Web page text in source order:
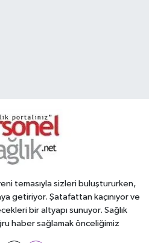
temasıyla sizleri buluştururken,
getiriyor. Şatafattan kaçınıyor ve
bir altyapı sunuyor. Sağlık
haber sağlamak önceliğimiz